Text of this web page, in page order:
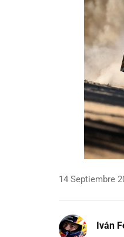
14 Septiembre
Iván